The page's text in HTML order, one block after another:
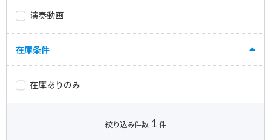
演奏動画
在庫条件
在庫ありのみ
絞り込み件数 1 件